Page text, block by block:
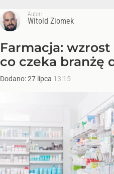
Autor:
Witold Ziomek
Farmacja:
co czeka branżę
Dodano:27 lipca 13:15